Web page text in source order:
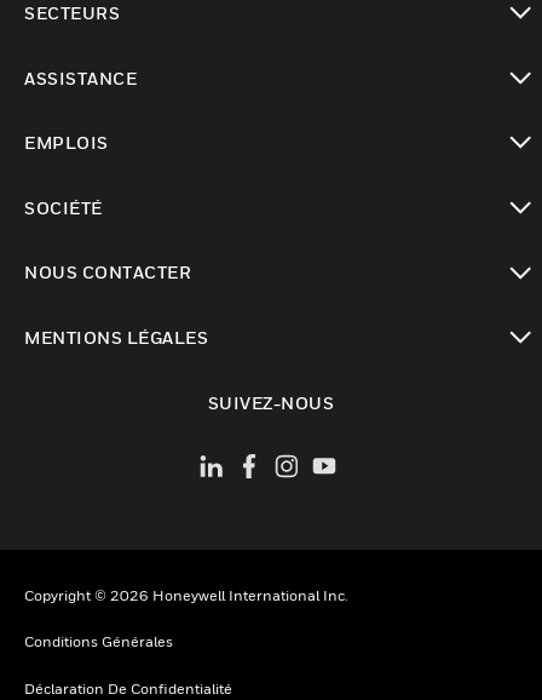
SECTEURS
ASSISTANCE
EMPLOIS
SOCIÉTÉ
NOUS CONTACTER
MENTIONS LÉGALES
SUIVEZ-NOUS
Copyright © 2026 Honeywell International Inc.
Conditions Générales
Déclaration De Confidentialité